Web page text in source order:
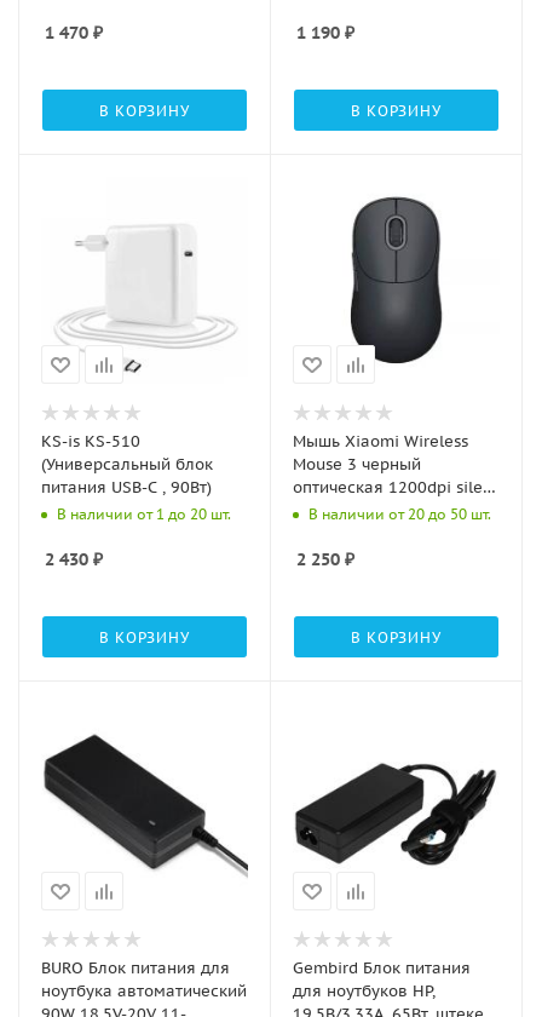
1 470 ₽
В КОРЗИНУ
1 190 ₽
В КОРЗИНУ
KS-is KS-510
(Универсальный блок
питания USB-C , 90Вт)
В наличии от 1 до 20 шт.
2 430 ₽
В КОРЗИНУ
Мышь Xiaomi Wireless
Mouse 3 черный
оптическая 1200dpi silent
беспров. BT/Radio USB
(BHR8913GL)
В наличии от 20 до 50 шт.
2 250 ₽
В КОРЗИНУ
BURO Блок питания для
ноутбука автоматический
Gembird Блок питания
для ноутбуков HP,